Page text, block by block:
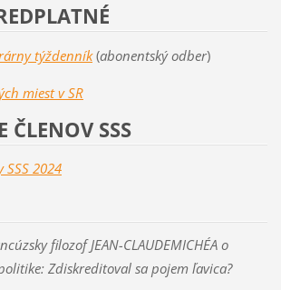
týždenník (abonentský odber)
miest v SR
ČLENOV SSS
SSS 2024
filozof JEAN-CLAUDEMICHÉA o
Zdiskreditoval sa pojem ľavica?